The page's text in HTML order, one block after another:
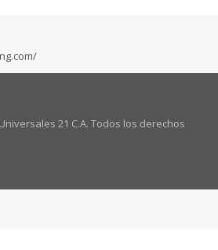
21 C.A. Todos los derechos